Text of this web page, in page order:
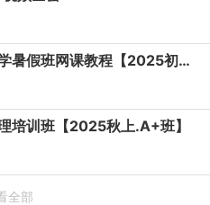
【视频】2026刘怡初三物理学暑假班网课教程【2025初三秋上】
培训班【2025秋上.A+班】
全部